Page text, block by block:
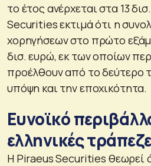
το έτος ανέρχεται στα 13
Securities εκτιμά ότι η
χορηγήσεων στο πρώτο
δισ. ευρώ, εκ των οποίων
προέλθουν από το δεύτερο
υπόψη και την εποχικότητα.
Ευνοϊκό
ελληνικές
Η Piraeus Securities θεωρεί